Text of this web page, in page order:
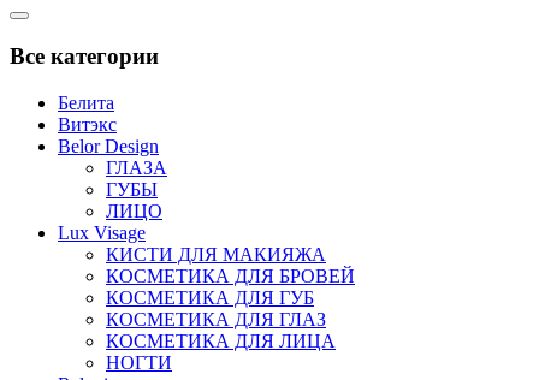
Catalog
Все категории
Белита
Витэкс
Belor Design
ГЛАЗА
ГУБЫ
ЛИЦО
Lux Visage
КИСТИ ДЛЯ МАКИЯЖА
КОСМЕТИКА ДЛЯ БРОВЕЙ
КОСМЕТИКА ДЛЯ ГУБ
КОСМЕТИКА ДЛЯ ГЛАЗ
КОСМЕТИКА ДЛЯ ЛИЦА
НОГТИ